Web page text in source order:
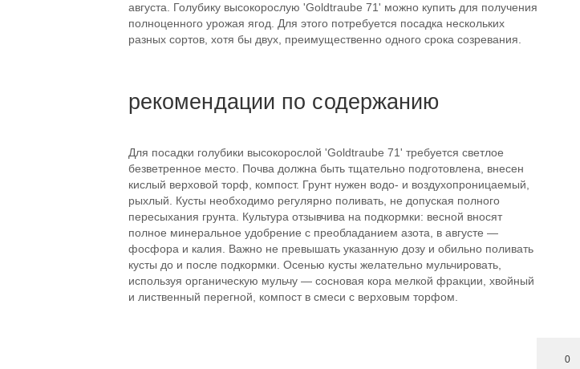
0
августа. Голубику высокорослую 'Goldtraube 71' можно купить для получения
полноценного урожая ягод. Для этого потребуется посадка нескольких
разных сортов, хотя бы двух, преимущественно одного срока созревания.
рекомендации по содержанию
Для посадки голубики высокорослой 'Goldtraube 71' требуется светлое
безветренное место. Почва должна быть тщательно подготовлена, внесен
кислый верховой торф, компост. Грунт нужен водо- и воздухопроницаемый,
рыхлый. Кусты необходимо регулярно поливать, не допуская полного
пересыхания грунта. Культура отзывчива на подкормки: весной вносят
полное минеральное удобрение с преобладанием азота, в августе —
фосфора и калия. Важно не превышать указанную дозу и обильно поливать
кусты до и после подкормки. Осенью кусты желательно мульчировать,
используя органическую мульчу — сосновая кора мелкой фракции, хвойный
и лиственный перегной, компост в смеси с верховым торфом.